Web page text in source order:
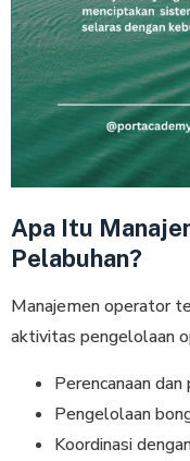
Apa Itu
Pelabuhan?
Manajemen operator
aktivitas pengelolaan
Perencanaan
Pengelolaan
Koordinasi